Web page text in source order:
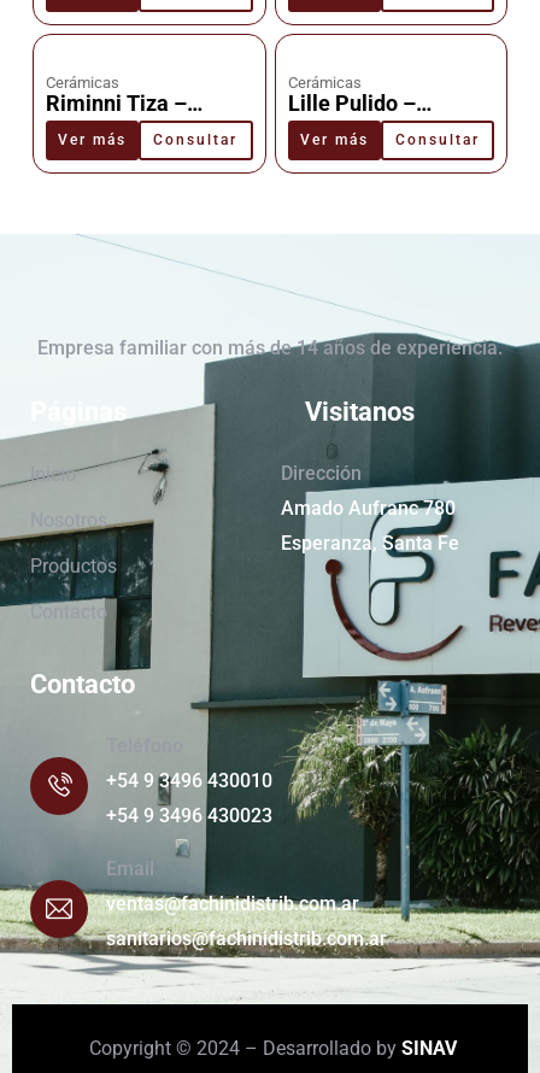
Cañuelas
Cerámicas
Riminni Tiza –
Cerámica –
Cañuelas
Ver más Consultar
Cerámicas
Lille Pulido –
Cerámica –
Cañuelas
Ver más Consultar
Empresa familiar con más de 14 años de experiencia.
Páginas
Inicio
Nosotros
Productos
Contacto
Visitanos
Dirección
Amado Aufranc 780
Esperanza, Santa Fe
Contacto
+54 9 3496 430010
+54 9 3496 430023
Email
ventas@fachinidistrib.com.ar
sanitarios@fachinidistrib.com.ar
Copyright © 2024 – Desarrollado by SINAV